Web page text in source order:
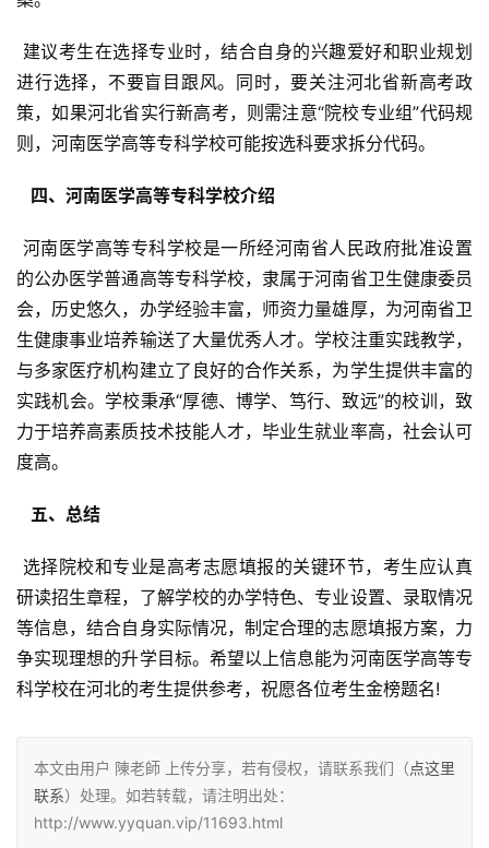
进行选择，不要盲目跟风。同时，要关注河北省新高考政
策，如果河北省实行新高考，则需注意“院校专业组”代码规
则，河南医学高等专科学校可能按选科要求拆分代码。
  四、河南医学高等专科学校介绍
的公办医学普通高等专科学校，隶属于河南省卫生健康委员
会，历史悠久，办学经验丰富，师资力量雄厚，为河南省卫
生健康事业培养输送了大量优秀人才。学校注重实践教学，
与多家医疗机构建立了良好的合作关系，为学生提供丰富的
实践机会。学校秉承“厚德、博学、笃行、致远”的校训，致
力于培养高素质技术技能人才，毕业生就业率高，社会认可
度高。
  五、总结
研读招生章程，了解学校的办学特色、专业设置、录取情况
等信息，结合自身实际情况，制定合理的志愿填报方案，力
争实现理想的升学目标。希望以上信息能为河南医学高等专
科学校在河北的考生提供参考，祝愿各位考生金榜题名!
本文由用户 陳老師 上传分享，若有侵权，请联系我们（点这里
联系）处理。如若转载，请注明出处：
http://www.yyquan.vip/11693.html